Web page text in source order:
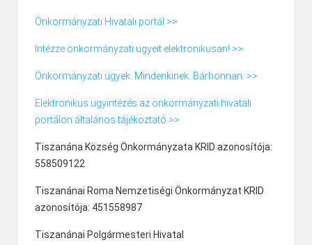
Önkormányzati Hivatali portál >>
Intézze önkormányzati ügyeit elektronikusan! >>
Önkormányzati ügyek. Mindenkinek. Bárhonnan. >>
Elektronikus ügyintézés az önkormányzati hivatali
portálon általános tájékoztató >>
Tiszanána Község Önkormányzata KRID azonosítója:
558509122
Tiszanánai Roma Nemzetiségi Önkormányzat KRID
azonosítója: 451558987
Tiszanánai Polgármesteri Hivatal